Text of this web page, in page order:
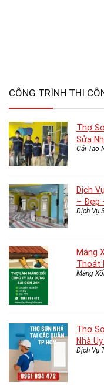
CÔNG TRÌNH THI
Thợ
Sửa
Cải Tạo
Dịch
– Đẹp
Dịch Vụ
Máng
Thoát
Máng
Thợ
Nhà
Dịch Vụ